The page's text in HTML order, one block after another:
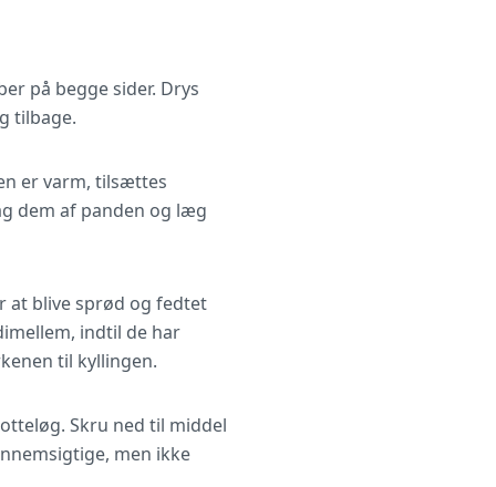
på begge sider. Drys
tilbage.
er varm, tilsættes
dem af panden og læg
at blive sprød og fedtet
indtil de har
til kyllingen.
Skru ned til middel
men ikke